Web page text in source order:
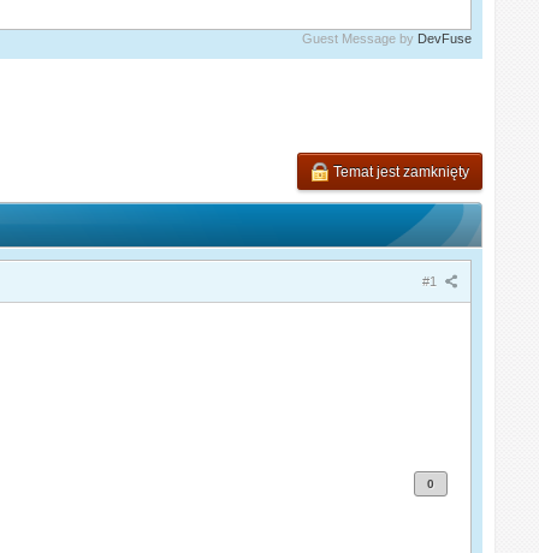
Guest Message by DevFuse
Temat jest zamknięty
#1
0